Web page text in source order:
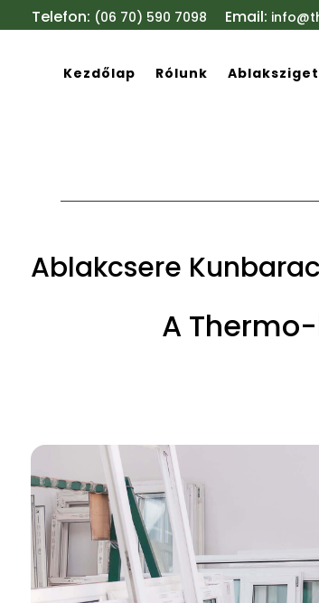
Telefon: (06 70) 590 7098 Email:
Kezdőlap Rólunk
Ablakcsere
A